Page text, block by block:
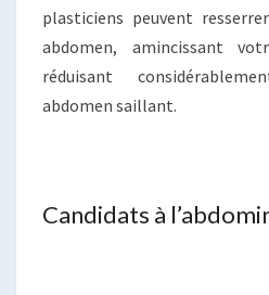
plasticiens peuvent
abdomen, amincissant
réduisant
abdomen saillant.
Candidats à